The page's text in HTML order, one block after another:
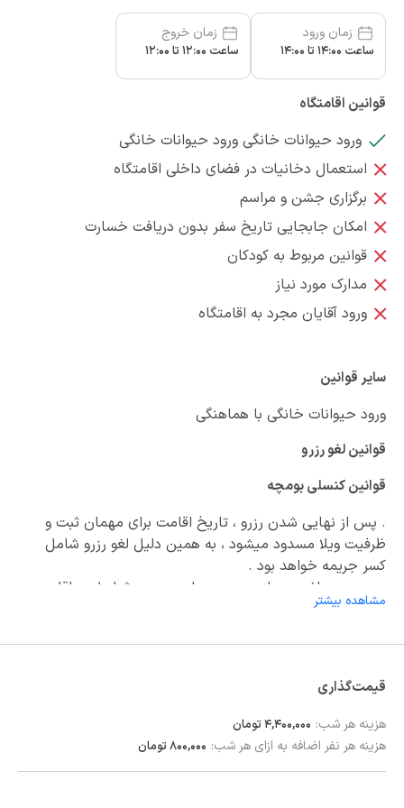
زمان ورود
ساعت 14:00 تا 14:00
زمان خروج
ساعت 12:00 تا 12:00
قوانین اقامتگاه
ورود حیوانات خانگی ورود حیوانات خانگی
استعمال دخانیات در فضای داخلی اقامتگاه
برگزاری جشن و مراسم
امکان جابجایی تاریخ سفر بدون دریافت خسارت
قوانین مربوط به کودکان
مدارک مورد نیاز
ورود آقایان مجرد به اقامتگاه
سایر قوانین
ورود حیوانات خانگی با هماهنگی
قوانین لغو رزرو
قوانین کنسلی بومچه
. پس از نهایی شدن رزرو ، تاریخ اقامت برای مهمان ثبت و
ظرفیت ویلا مسدود میشود ، به همین دلیل لغو رزرو شامل
کسر جریمه خواهد بود .
. در صورت لغو رزرو از سمت مهمان ، در هر شرایط حداقل
25درصد از مبلغ کل رزرو بابت مالیات ، کارمزد و هزینه های
25 درصد از مبلغ کل رزرو کسر میشود .
مبلغ پرداختی غیر قابل استرداد خواهد بود .
مشاهده بیشتر
قیمت‌گذاری
هزینه هر شب: 4,400,000 تومان
هزینه هر نفر اضافه به ازای هر شب: 800,000 تومان